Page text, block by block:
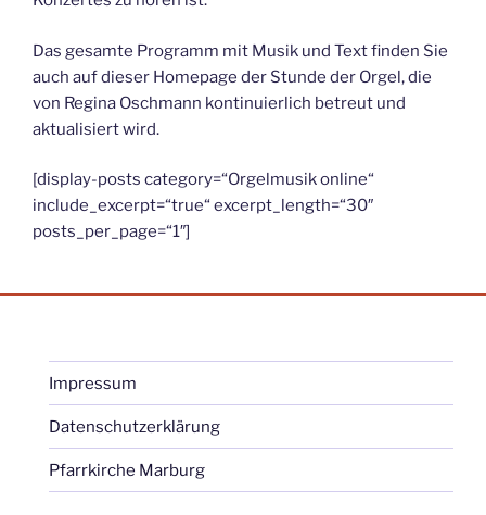
Das gesamte Programm mit Musik und Text finden Sie
auch auf dieser Homepage der Stunde der Orgel, die
von Regina Oschmann kontinuierlich betreut und
aktualisiert wird.
[display-posts category=“Orgelmusik online“
include_excerpt=“true“ excerpt_length=“30″
posts_per_page=“1″]
Impressum
Datenschutzerklärung
Pfarrkirche Marburg